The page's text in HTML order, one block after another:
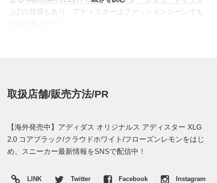
ュ)"の登場もあり、アディスターはファッションシーンでも
足を包み込むパーツの一部として配置。前足部からヒールに
ている。またヒールには"ADIPRENE(アディプリン)"クッシ
ョニングを備え、見た目のボリュームだけでなく、デイリー
に履ける快適性も追求されている。
ンを組み合わせた一足。アッパーは、トゥからサイドへ広が
取扱店舗/販売方法/PR
【海外発売中】アディダス オリジナルス アディスター XLG
2.0 コアブラック/クラウドホワイト/フローズンレモンをはじ
め、スニーカー最新情報をSNSで配信中！
LINK Twitter Facebook Instagram